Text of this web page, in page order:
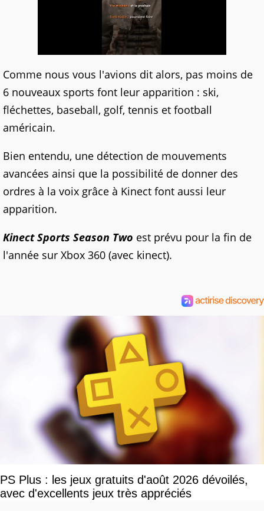
Comme nous vous l'avions dit alors, pas moins de
6 nouveaux sports font leur apparition : ski,
fléchettes, baseball, golf, tennis et football
américain.
Bien entendu, une détection de mouvements
avancées ainsi que la possibilité de donner des
ordres à la voix grâce à Kinect font aussi leur
apparition.
Kinect Sports Season Two est prévu pour la fin de
l'année sur Xbox 360 (avec kinect).
PS Plus : les jeux gratuits d'août 2026 dévoilés,
avec d'excellents jeux très appréciés